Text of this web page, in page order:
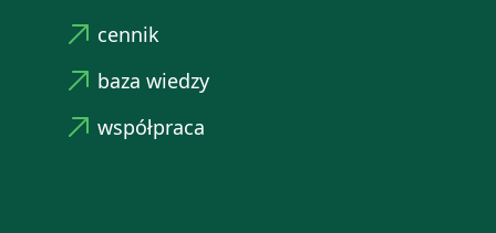
cennik
baza wiedzy
współpraca